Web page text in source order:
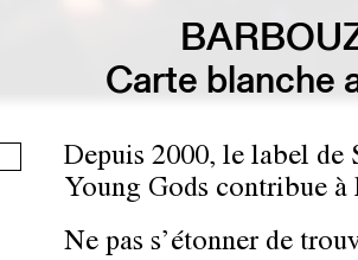
Carte blanche
Depuis 2000, le label de
Young Gods contribue à
Ne pas s’étonner de